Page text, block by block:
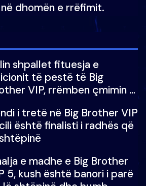
dhomën e rrëfimit.
shpallet fituesja e
të pestë të Big
VIP, rrëmben çmimin e
i tretë në Big Brother VIP
është finalisti i radhës që
e madhe e Big Brother
5, kush është banori i parë